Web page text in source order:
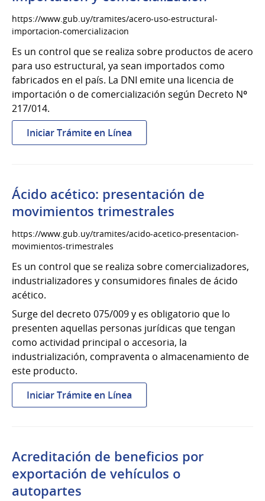
https://www.gub.uy/tramites/acero-uso-estructural-
importacion-comercializacion
Es un control que se realiza sobre productos de acero
para uso estructural, ya sean importados como
fabricados en el país. La DNI emite una licencia de
importación o de comercialización según Decreto Nº
217/014.
Iniciar Trámite en Línea
Acero
estructural:
importación
y
comercialización
Ácido acético: presentación de
movimientos trimestrales
https://www.gub.uy/tramites/acido-acetico-presentacion-
movimientos-trimestrales
Es un control que se realiza sobre comercializadores,
industrializadores y consumidores finales de ácido
acético.
Surge del decreto 075/009 y es obligatorio que lo
presenten aquellas personas jurídicas que tengan
como actividad principal o accesoria, la
industrialización, compraventa o almacenamiento de
este producto.
Iniciar Trámite en Línea
Ácido
de
movimientos
trimestrales
Acreditación de beneficios por
exportación de vehículos o
autopartes